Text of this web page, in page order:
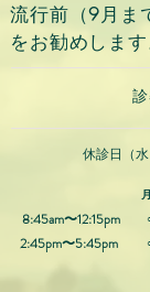
流行前（9月ま
をお勧めします
休診日（
8:45am〜12:15pm
2:45pm〜5:45pm